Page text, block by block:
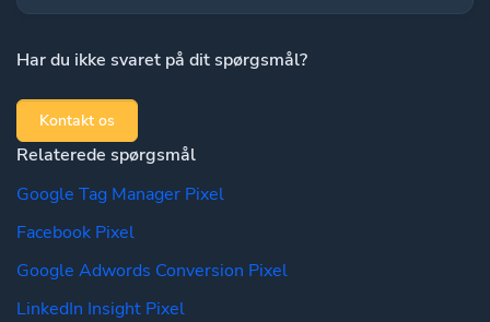
Har du ikke svaret på dit spørgsmål?
Kontakt os
Relaterede spørgsmål
Google Tag Manager Pixel
Facebook Pixel
Google Adwords Conversion Pixel
LinkedIn Insight Pixel